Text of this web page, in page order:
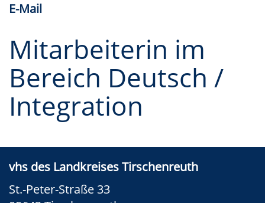
E-Mail
Mitarbeiterin im
Bereich Deutsch /
Integration
vhs des Landkreises Tirschenreuth
St.-Peter-Straße 33